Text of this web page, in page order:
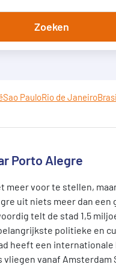
Zoeken
Sao PauloRio de Janeiro
Porto Alegre
meer voor te stellen,
uit niets meer dan een
telt de stad 1,5
politieke en
heeft een
vanaf Amsterdam